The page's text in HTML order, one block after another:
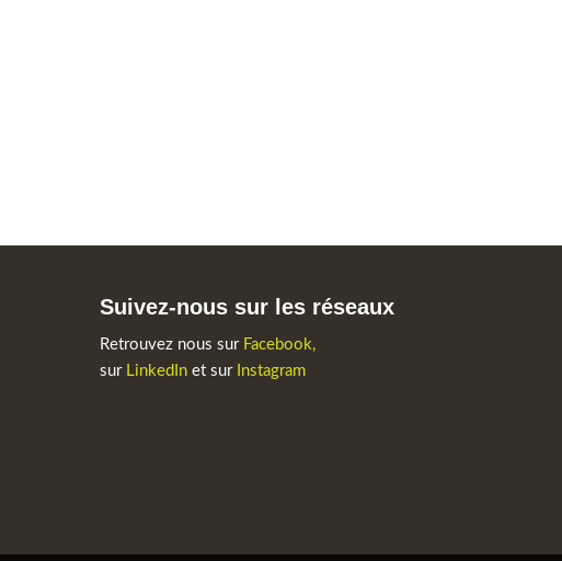
Suivez-nous sur les réseaux
Retrouvez nous sur Facebook,
sur LinkedInet sur Instagram